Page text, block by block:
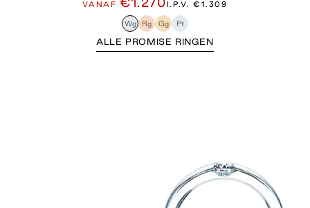
VANAF€1.270 I.P.V. €1.309
Wg Rg Gg Pt
ALLE PROMISE RINGEN